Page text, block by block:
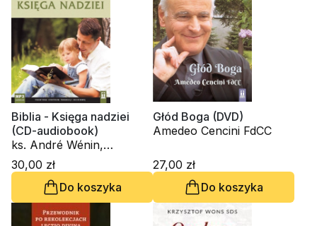
Biblia - Księga nadziei
(CD-audiobook)
ks. André Wénin,
Stanisław Witkowski MS,
ks. Krzysztof Wons SDS
30,00 zł
Do koszyka
Głód Boga (DVD)
Amedeo Cencini FdCC
27,00 zł
Do koszyka